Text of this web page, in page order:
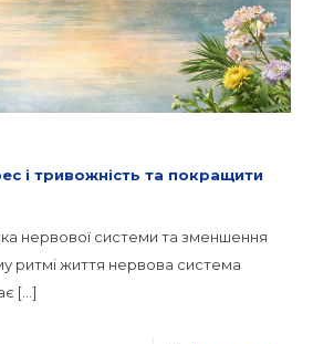
і тривожність та покращити
нервової системи та зменшення
ритмі життя нервова система
[…]